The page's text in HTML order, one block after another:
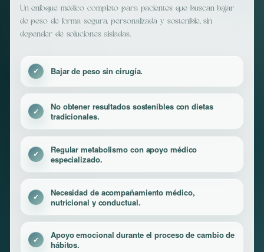
Un enfoque médico completo para pacientes que buscan bajar
de peso de forma segura, personalizada y sostenible, sin
depender de soluciones aisladas.
Bajar de peso sin cirugía.
No obtener resultados sostenibles con dietas
tradicionales.
Regular metabolismo con apoyo médico
especializado.
Necesidad de acompañamiento médico,
nutricional y conductual.
Apoyo emocional durante el proceso de cambio de
hábitos.